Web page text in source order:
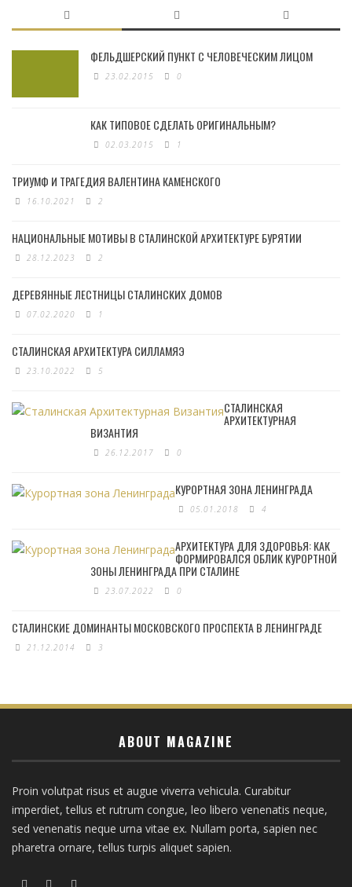
ФЕЛЬДШЕРСКИЙ ПУНКТ С ЧЕЛОВЕЧЕСКИМ ЛИЦОМ
23.02.2015 0
КАК ТИПОВОЕ СДЕЛАТЬ ОРИГИНАЛЬНЫМ?
02.03.2015 1
ТРИУМФ И ТРАГЕДИЯ ВАЛЕНТИНА КАМЕНСКОГО
16.10.2021 2
НАЦИОНАЛЬНЫЕ МОТИВЫ В СТАЛИНСКОЙ АРХИТЕКТУРЕ БУРЯТИИ
28.12.2023 2
ДЕРЕВЯННЫЕ ЛЕСТНИЦЫ СТАЛИНСКИХ ДОМОВ
07.02.2020 1
СТАЛИНСКАЯ АРХИТЕКТУРА СИЛЛАМЯЭ
23.10.2022 5
СТАЛИНСКАЯ
АРХИТЕКТУРНАЯ
ВИЗАНТИЯ
26.12.2017 0
КУРОРТНАЯ ЗОНА ЛЕНИНГРАДА
05.01.2018 4
АРХИТЕКТУРА ДЛЯ ЗДОРОВЬЯ: КАК
ФОРМИРОВАЛСЯ ОБЛИК КУРОРТНОЙ
ЗОНЫ ЛЕНИНГРАДА ПРИ СТАЛИНЕ
23.07.2022 0
СТАЛИНСКИЕ ДОМИНАНТЫ МОСКОВСКОГО ПРОСПЕКТА В ЛЕНИНГРАДЕ
21.12.2014 3
ABOUT MAGAZINE
Proin volutpat risus et augue viverra vehicula. Curabitur
imperdiet, tellus et rutrum congue, leo libero venenatis neque,
sed venenatis neque urna vitae ex. Nullam porta, sapien nec
pharetra ornare, tellus turpis aliquet sapien.